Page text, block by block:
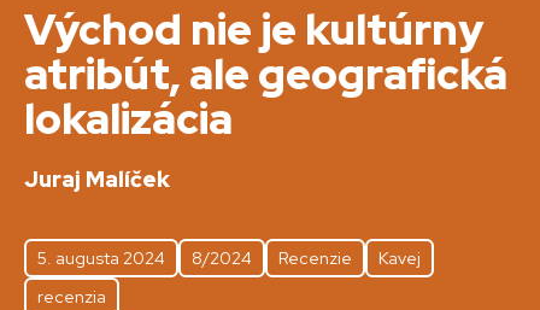
Východ nie je kultúrny
atribút, ale geografická
lokalizácia
Juraj Malíček
5. augusta 2024 8/2024 Recenzie
Kavej
recenzia